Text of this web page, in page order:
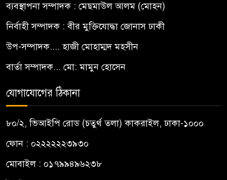
ব্যবস্থাপনা সম্পাদক : মেছমাউল আলম (মোহন)
নির্বাহী সম্পাদক : বীর মুক্তিযোদ্ধা জোনাস ঢাকী
উপ-সম্পাদক.... হাজী মোহাম্মদ মহসীন
বার্তা সম্পাদক... মো: মামুন হোসেন
যোগাযোগের ঠিকানা
৮০/২, ভিআইপি রোড (চতুর্থ তলা) কাকরাইল, ঢাকা-১০০০
ফোন : ০২২২২২২৩৯৩০
মোবাইল : ০১৭৯৯৪৯৬২৩৮